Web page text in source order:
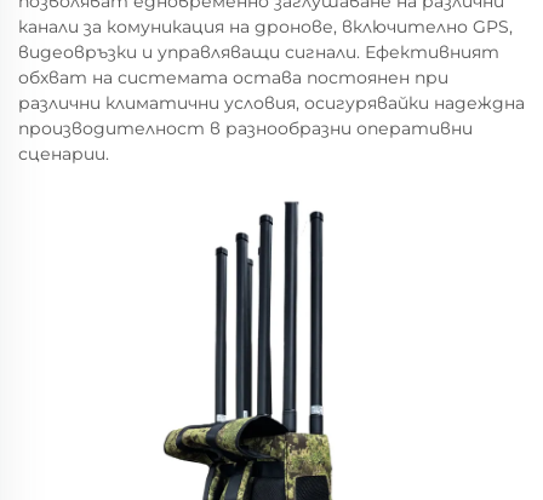
канали за комуникация на дронове, включително GPS,
видеовръзки и управляващи сигнали. Ефективният
обхват на системата остава постоянен при
различни климатични условия, осигурявайки надеждна
производителност в разнообразни оперативни
сценарии.